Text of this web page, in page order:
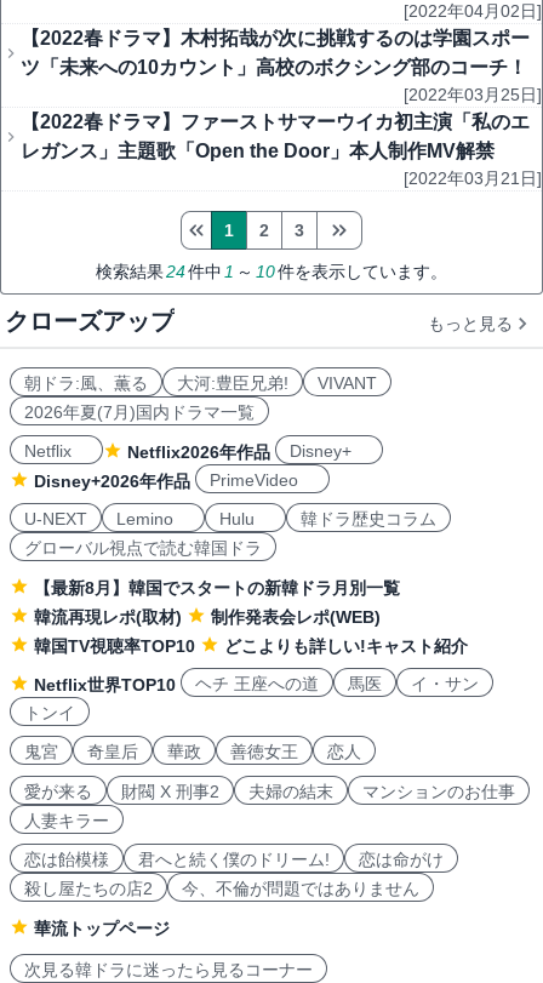
[2022年04月02日]
【2022春ドラマ】木村拓哉が次に挑戦するのは学園スポー
ツ「未来への10カウント」高校のボクシング部のコーチ！
[2022年03月25日]
【2022春ドラマ】ファーストサマーウイカ初主演「私のエ
レガンス」主題歌「Open the Door」本人制作MV解禁
[2022年03月21日]
検索結果24件中 1 ～ 10件を表示しています。
1 2 3
クローズアップ もっと見る
朝ドラ:風、薫る 大河:豊臣兄弟!
VIVANT
2026年夏(7月)国内ドラマ一覧
Netflix
Netflix2026年作品
Disney+
Disney+2026年作品
PrimeVideo
U-NEXT
Lemino Hulu
韓ドラ歴史コラム
グローバル視点で読む韓国ドラ
【最新8月】韓国でスタートの新韓ドラ月別一覧
韓流再現レポ(取材)
制作発表会レポ(WEB)
韓国TV視聴率TOP10
どこよりも詳しい!キャスト紹介
Netflix世界TOP10
ヘチ 王座への道 馬医
イ・サン
トンイ
鬼宮
奇皇后 華政 善徳女王 恋人
愛が来る 財閥 X 刑事2 夫婦の結末
マンションのお仕事
人妻キラー
恋は飴模様
君へと続く僕のドリーム!
恋は命がけ
殺し屋たちの店2
今、不倫が問題ではありません
華流トップページ
次見る韓ドラに迷ったら見るコーナー